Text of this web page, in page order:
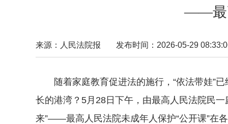
——最
来源：人民法院报 发布时间：2026-05-29
随着家庭教育促进法的施行，“依法带娃”已
长的港湾？5月28日下午，由最高人民法院民
来”——最高人民法院未成年人保护“公开课”在